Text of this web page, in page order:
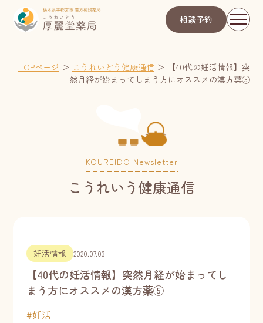
相談予約
TOPページ ＞ こうれいどう健康通信 ＞
【40代の妊活情報】突
然月経が始まってしまう方にオススメの漢方薬⑤
KOUREIDO Newsletter
こうれいう健康通信
妊活情報 2020.07.03
【40代の妊活情報】突然月経が始まってし
まう方にオススメの漢方薬⑤
#妊活